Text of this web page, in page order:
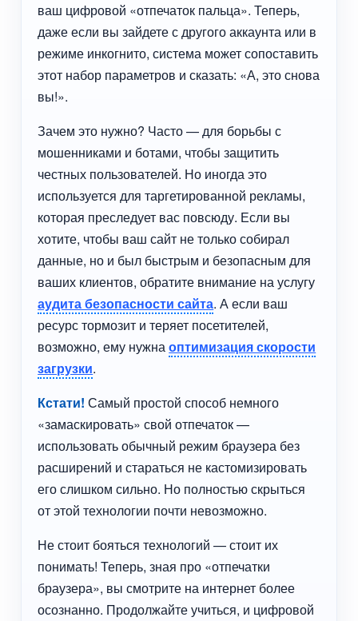
ваш цифровой «отпечаток пальца». Теперь,
даже если вы зайдете с другого аккаунта или в
режиме инкогнито, система может сопоставить
этот набор параметров и сказать: «А, это снова
вы!».
Зачем это нужно? Часто — для борьбы с
мошенниками и ботами, чтобы защитить
честных пользователей. Но иногда это
используется для таргетированной рекламы,
которая преследует вас повсюду. Если вы
хотите, чтобы ваш сайт не только собирал
данные, но и был быстрым и безопасным для
ваших клиентов, обратите внимание на услугу
аудита безопасности сайта. А если ваш
ресурс тормозит и теряет посетителей,
возможно, ему нужнаоптимизация скорости
загрузки.
Кстати! Самый простой способ немного
«замаскировать» свой отпечаток —
использовать обычный режим браузера без
расширений и стараться не кастомизировать
его слишком сильно. Но полностью скрыться
от этой технологии почти невозможно.
Не стоит бояться технологий — стоит их
понимать! Теперь, зная про «отпечатки
браузера», вы смотрите на интернет более
осознанно. Продолжайте учиться, и цифровой